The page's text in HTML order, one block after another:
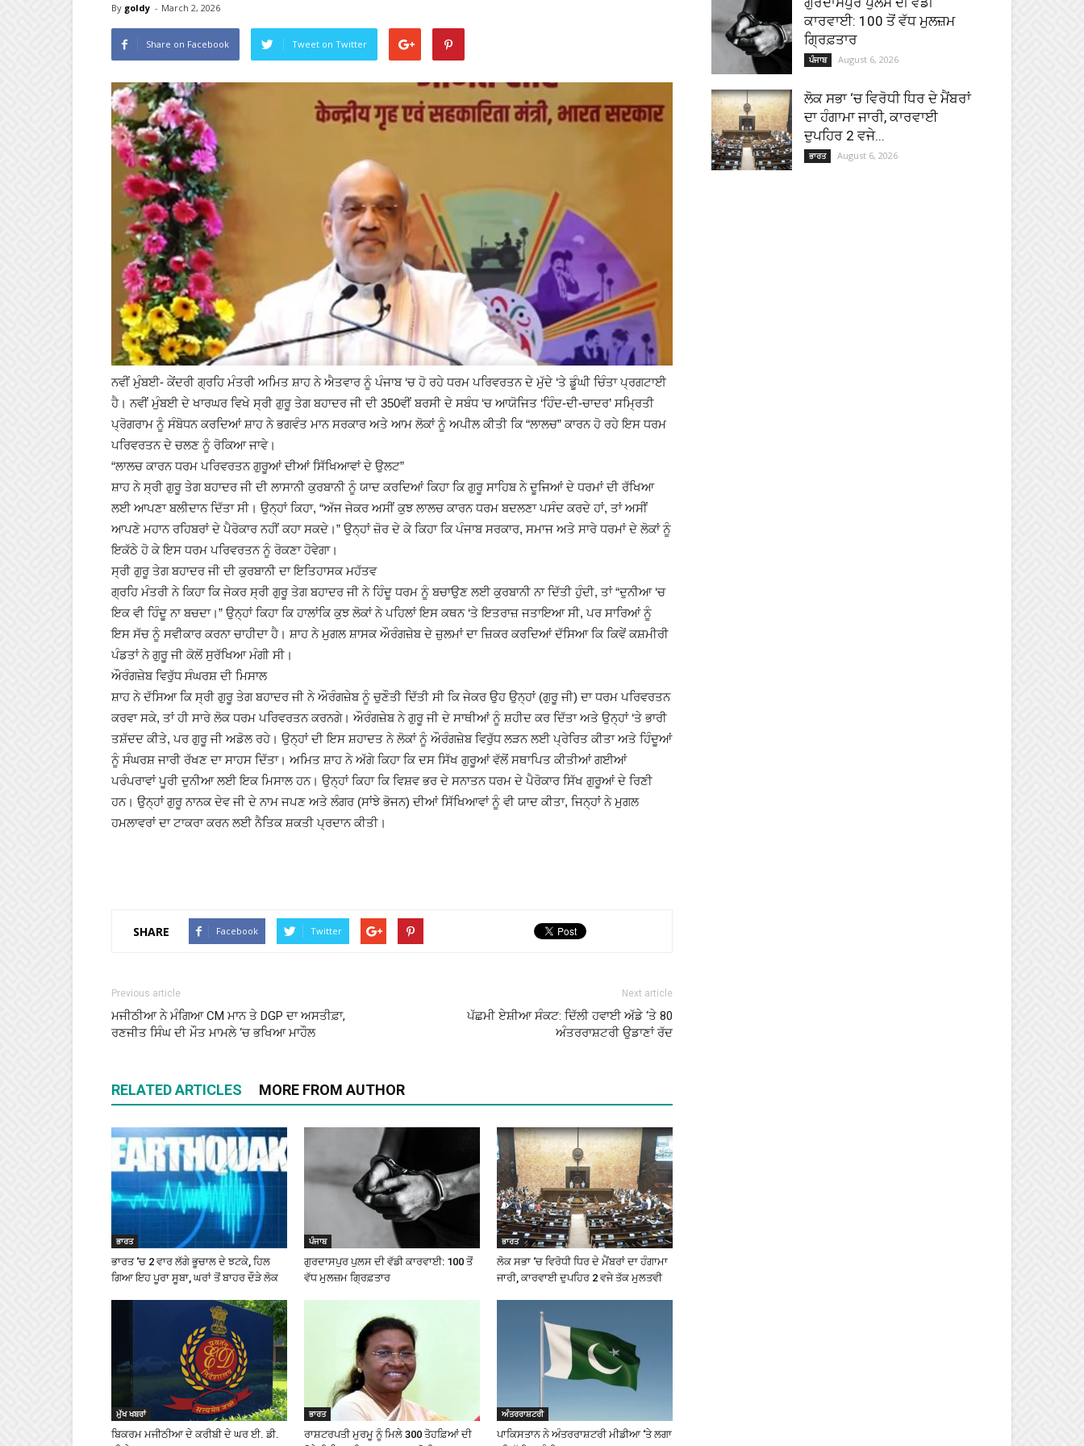
News
Paper
Ajit
By goldy - March 2, 2026
Share on Facebook Tweet on Twitter
ਨਵੀਂ ਮੁੰਬਈ- ਕੇਂਦਰੀ ਗ੍ਰਹਿ ਮੰਤਰੀ ਅਮਿਤ ਸ਼ਾਹ ਨੇ ਐਤਵਾਰ ਨੂੰ ਪੰਜਾਬ ‘ਚ ਹੋ ਰਹੇ ਧਰਮ ਪਰਿਵਰਤਨ ਦੇ ਮੁੱਦੇ ‘ਤੇ ਡੂੰਘੀ ਚਿੰਤਾ ਪ੍ਰਗਟਾਈ
ਹੈ। ਨਵੀਂ ਮੁੰਬਈ ਦੇ ਖਾਰਘਰ ਵਿਖੇ ਸ੍ਰੀ ਗੁਰੂ ਤੇਗ ਬਹਾਦਰ ਜੀ ਦੀ 350ਵੀਂ ਬਰਸੀ ਦੇ ਸਬੰਧ ‘ਚ ਆਯੋਜਿਤ ‘ਹਿੰਦ-ਦੀ-ਚਾਦਰ’ ਸਮ੍ਰਿਤੀ
ਪ੍ਰੋਗਰਾਮ ਨੂੰ ਸੰਬੋਧਨ ਕਰਦਿਆਂ ਸ਼ਾਹ ਨੇ ਭਗਵੰਤ ਮਾਨ ਸਰਕਾਰ ਅਤੇ ਆਮ ਲੋਕਾਂ ਨੂੰ ਅਪੀਲ ਕੀਤੀ ਕਿ “ਲਾਲਚ” ਕਾਰਨ ਹੋ ਰਹੇ ਇਸ ਧਰਮ
ਪਰਿਵਰਤਨ ਦੇ ਚਲਣ ਨੂੰ ਰੋਕਿਆ ਜਾਵੇ।
“ਲਾਲਚ ਕਾਰਨ ਧਰਮ ਪਰਿਵਰਤਨ ਗੁਰੂਆਂ ਦੀਆਂ ਸਿੱਖਿਆਵਾਂ ਦੇ ਉਲਟ”
ਸ਼ਾਹ ਨੇ ਸ੍ਰੀ ਗੁਰੂ ਤੇਗ ਬਹਾਦਰ ਜੀ ਦੀ ਲਾਸਾਨੀ ਕੁਰਬਾਨੀ ਨੂੰ ਯਾਦ ਕਰਦਿਆਂ ਕਿਹਾ ਕਿ ਗੁਰੂ ਸਾਹਿਬ ਨੇ ਦੂਜਿਆਂ ਦੇ ਧਰਮਾਂ ਦੀ ਰੱਖਿਆ
ਲਈ ਆਪਣਾ ਬਲੀਦਾਨ ਦਿੱਤਾ ਸੀ। ਉਨ੍ਹਾਂ ਕਿਹਾ, “ਅੱਜ ਜੇਕਰ ਅਸੀਂ ਕੁਝ ਲਾਲਚ ਕਾਰਨ ਧਰਮ ਬਦਲਣਾ ਪਸੰਦ ਕਰਦੇ ਹਾਂ, ਤਾਂ ਅਸੀਂ
ਆਪਣੇ ਮਹਾਨ ਰਹਿਬਰਾਂ ਦੇ ਪੈਰੋਕਾਰ ਨਹੀਂ ਕਹਾ ਸਕਦੇ।” ਉਨ੍ਹਾਂ ਜ਼ੋਰ ਦੇ ਕੇ ਕਿਹਾ ਕਿ ਪੰਜਾਬ ਸਰਕਾਰ, ਸਮਾਜ ਅਤੇ ਸਾਰੇ ਧਰਮਾਂ ਦੇ ਲੋਕਾਂ ਨੂੰ
ਇਕੱਠੇ ਹੋ ਕੇ ਇਸ ਧਰਮ ਪਰਿਵਰਤਨ ਨੂੰ ਰੋਕਣਾ ਹੋਵੇਗਾ।
ਸ੍ਰੀ ਗੁਰੂ ਤੇਗ ਬਹਾਦਰ ਜੀ ਦੀ ਕੁਰਬਾਨੀ ਦਾ ਇਤਿਹਾਸਕ ਮਹੱਤਵ
ਗ੍ਰਹਿ ਮੰਤਰੀ ਨੇ ਕਿਹਾ ਕਿ ਜੇਕਰ ਸ੍ਰੀ ਗੁਰੂ ਤੇਗ ਬਹਾਦਰ ਜੀ ਨੇ ਹਿੰਦੂ ਧਰਮ ਨੂੰ ਬਚਾਉਣ ਲਈ ਕੁਰਬਾਨੀ ਨਾ ਦਿੱਤੀ ਹੁੰਦੀ, ਤਾਂ “ਦੁਨੀਆ ‘ਚ
ਇਕ ਵੀ ਹਿੰਦੂ ਨਾ ਬਚਦਾ।” ਉਨ੍ਹਾਂ ਕਿਹਾ ਕਿ ਹਾਲਾਂਕਿ ਕੁਝ ਲੋਕਾਂ ਨੇ ਪਹਿਲਾਂ ਇਸ ਕਥਨ ‘ਤੇ ਇਤਰਾਜ਼ ਜਤਾਇਆ ਸੀ, ਪਰ ਸਾਰਿਆਂ ਨੂੰ
ਇਸ ਸੱਚ ਨੂੰ ਸਵੀਕਾਰ ਕਰਨਾ ਚਾਹੀਦਾ ਹੈ। ਸ਼ਾਹ ਨੇ ਮੁਗਲ ਸ਼ਾਸਕ ਔਰੰਗਜ਼ੇਬ ਦੇ ਜ਼ੁਲਮਾਂ ਦਾ ਜ਼ਿਕਰ ਕਰਦਿਆਂ ਦੱਸਿਆ ਕਿ ਕਿਵੇਂ ਕਸ਼ਮੀਰੀ
ਪੰਡਤਾਂ ਨੇ ਗੁਰੂ ਜੀ ਕੋਲੋਂ ਸੁਰੱਖਿਆ ਮੰਗੀ ਸੀ।
ਔਰੰਗਜ਼ੇਬ ਵਿਰੁੱਧ ਸੰਘਰਸ਼ ਦੀ ਮਿਸਾਲ
ਸ਼ਾਹ ਨੇ ਦੱਸਿਆ ਕਿ ਸ੍ਰੀ ਗੁਰੂ ਤੇਗ ਬਹਾਦਰ ਜੀ ਨੇ ਔਰੰਗਜ਼ੇਬ ਨੂੰ ਚੁਣੌਤੀ ਦਿੱਤੀ ਸੀ ਕਿ ਜੇਕਰ ਉਹ ਉਨ੍ਹਾਂ (ਗੁਰੂ ਜੀ) ਦਾ ਧਰਮ ਪਰਿਵਰਤਨ
ਕਰਵਾ ਸਕੇ, ਤਾਂ ਹੀ ਸਾਰੇ ਲੋਕ ਧਰਮ ਪਰਿਵਰਤਨ ਕਰਨਗੇ। ਔਰੰਗਜ਼ੇਬ ਨੇ ਗੁਰੂ ਜੀ ਦੇ ਸਾਥੀਆਂ ਨੂੰ ਸ਼ਹੀਦ ਕਰ ਦਿੱਤਾ ਅਤੇ ਉਨ੍ਹਾਂ ‘ਤੇ ਭਾਰੀ
ਤਸ਼ੱਦਦ ਕੀਤੇ, ਪਰ ਗੁਰੂ ਜੀ ਅਡੋਲ ਰਹੇ। ਉਨ੍ਹਾਂ ਦੀ ਇਸ ਸ਼ਹਾਦਤ ਨੇ ਲੋਕਾਂ ਨੂੰ ਔਰੰਗਜ਼ੇਬ ਵਿਰੁੱਧ ਲੜਨ ਲਈ ਪ੍ਰੇਰਿਤ ਕੀਤਾ ਅਤੇ ਹਿੰਦੂਆਂ
ਨੂੰ ਸੰਘਰਸ਼ ਜਾਰੀ ਰੱਖਣ ਦਾ ਸਾਹਸ ਦਿੱਤਾ। ਅਮਿਤ ਸ਼ਾਹ ਨੇ ਅੱਗੇ ਕਿਹਾ ਕਿ ਦਸ ਸਿੱਖ ਗੁਰੂਆਂ ਵੱਲੋਂ ਸਥਾਪਿਤ ਕੀਤੀਆਂ ਗਈਆਂ
ਪਰੰਪਰਾਵਾਂ ਪੂਰੀ ਦੁਨੀਆ ਲਈ ਇਕ ਮਿਸਾਲ ਹਨ। ਉਨ੍ਹਾਂ ਕਿਹਾ ਕਿ ਵਿਸ਼ਵ ਭਰ ਦੇ ਸਨਾਤਨ ਧਰਮ ਦੇ ਪੈਰੋਕਾਰ ਸਿੱਖ ਗੁਰੂਆਂ ਦੇ ਰਿਣੀ
ਹਨ। ਉਨ੍ਹਾਂ ਗੁਰੂ ਨਾਨਕ ਦੇਵ ਜੀ ਦੇ ਨਾਮ ਜਪਣ ਅਤੇ ਲੰਗਰ (ਸਾਂਝੇ ਭੋਜਨ) ਦੀਆਂ ਸਿੱਖਿਆਵਾਂ ਨੂੰ ਵੀ ਯਾਦ ਕੀਤਾ, ਜਿਨ੍ਹਾਂ ਨੇ ਮੁਗਲ
ਹਮਲਾਵਰਾਂ ਦਾ ਟਾਕਰਾ ਕਰਨ ਲਈ ਨੈਤਿਕ ਸ਼ਕਤੀ ਪ੍ਰਦਾਨ ਕੀਤੀ।
SHARE Facebook Twitter
Previous article
ਮਜੀਠੀਆ ਨੇ ਮੰਗਿਆ CM ਮਾਨ ਤੇ DGP ਦਾ ਅਸਤੀਫ਼ਾ,
ਰਣਜੀਤ ਸਿੰਘ ਦੀ ਮੌਤ ਮਾਮਲੇ ‘ਚ ਭਖਿਆ ਮਾਹੌਲ
Next article
ਪੱਛਮੀ ਏਸ਼ੀਆ ਸੰਕਟ: ਦਿੱਲੀ ਹਵਾਈ ਅੱਡੇ ‘ਤੇ 80
ਅੰਤਰਰਾਸ਼ਟਰੀ ਉਡਾਣਾਂ ਰੱਦ
RELATED ARTICLES MORE FROM AUTHOR
ਭਾਰਤ
ਭਾਰਤ ‘ਚ 2 ਵਾਰ ਲੱਗੇ ਭੂਚਾਲ ਦੇ ਝਟਕੇ, ਹਿਲ
ਗਿਆ ਇਹ ਪੂਰਾ ਸੂਬਾ, ਘਰਾਂ ਤੋਂ ਬਾਹਰ ਦੌੜੇ ਲੋਕ
ਪੰਜਾਬ
ਗੁਰਦਾਸਪੁਰ ਪੁਲਸ ਦੀ ਵੱਡੀ ਕਾਰਵਾਈ: 100 ਤੋਂ
ਵੱਧ ਮੁਲਜ਼ਮ ਗ੍ਰਿਫ਼ਤਾਰ
ਭਾਰਤ
ਲੋਕ ਸਭਾ ‘ਚ ਵਿਰੋਧੀ ਧਿਰ ਦੇ ਮੈਂਬਰਾਂ ਦਾ ਹੰਗਾਮਾ
ਜਾਰੀ, ਕਾਰਵਾਈ ਦੁਪਹਿਰ 2 ਵਜੇ ਤੱਕ ਮੁਲਤਵੀ
ਮੁੱਖ ਖਬਰਾਂ
ਬਿਕਰਮ ਮਜੀਠੀਆ ਦੇ ਕਰੀਬੀ ਦੇ ਘਰ ਈ. ਡੀ.
ਭਾਰਤ
ਰਾਸ਼ਟਰਪਤੀ ਮੁਰਮੂ ਨੂੰ ਮਿਲੇ 300 ਤੋਹਫ਼ਿਆਂ ਦੀ
ਅੰਤਰਰਾਸ਼ਟਰੀ
ਪਾਕਿਸਤਾਨ ਨੇ ਅੰਤਰਰਾਸ਼ਟਰੀ ਮੀਡੀਆ ‘ਤੇ ਲਗਾ
ਕਾਰਵਾਈ: 100 ਤੋਂ ਵੱਧ ਮੁਲਜ਼ਮ
ਗ੍ਰਿਫ਼ਤਾਰ
ਪੰਜਾਬ August 6, 2026
ਲੋਕ ਸਭਾ ‘ਚ ਵਿਰੋਧੀ ਧਿਰ ਦੇ ਮੈਂਬਰਾਂ
ਦਾ ਹੰਗਾਮਾ ਜਾਰੀ, ਕਾਰਵਾਈ
ਦੁਪਹਿਰ 2 ਵਜੇ...
ਭਾਰਤ August 6, 2026